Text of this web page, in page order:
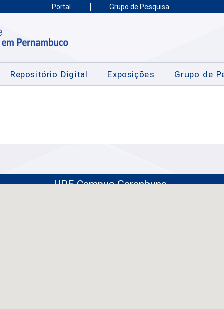
Portal Grupo de Pesquisa
Repositório Digital Exposições Grupo de
UPE Campus Garanhuns